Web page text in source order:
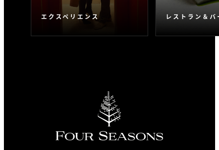
エクスペリエンス レストラン＆バ